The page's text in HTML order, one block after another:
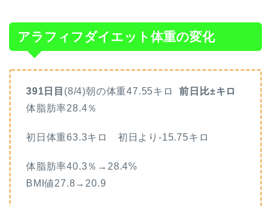
アラフィフダイエット体重の変化
391日目 (8/4)朝の体重47.55キロ前日比±キロ
体脂肪率28.4％
初日体重63.3キロ 初日より-15.75キロ
体脂肪率40.3％→28.4%
BMI値27.8→20.9